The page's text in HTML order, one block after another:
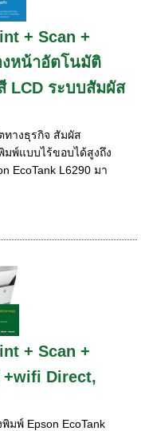
+ Scan +
งหน้าอัตโนมัติ
LCD ระบบสัมผัส
างธุรกิจ สัมผัส
พ์แบบไร้ขอบได้สูงถึง
EcoTank L6290 มา
+ Scan +
Direct,
พ์ Epson EcoTank